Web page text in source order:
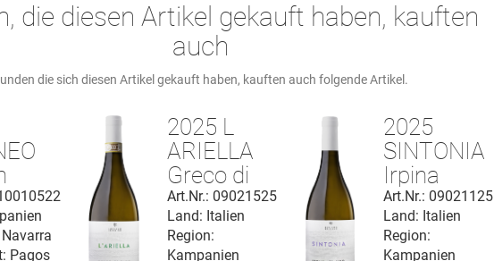
die diesen Artikel gekauft haben, kauften
auch
die sich diesen Artikel gekauft haben, kauften auch folgende Artikel.
Pagos
2025 L
ARIELLA
Greco di
Tufo DOCG
Art.Nr.: 09021525
Land: Italien
Region:
Kampanien
2025
SINTONIA
Irpina
Bianco
DOC
Art.Nr.: 09021125
Region:
Kampanien
Land: Italien